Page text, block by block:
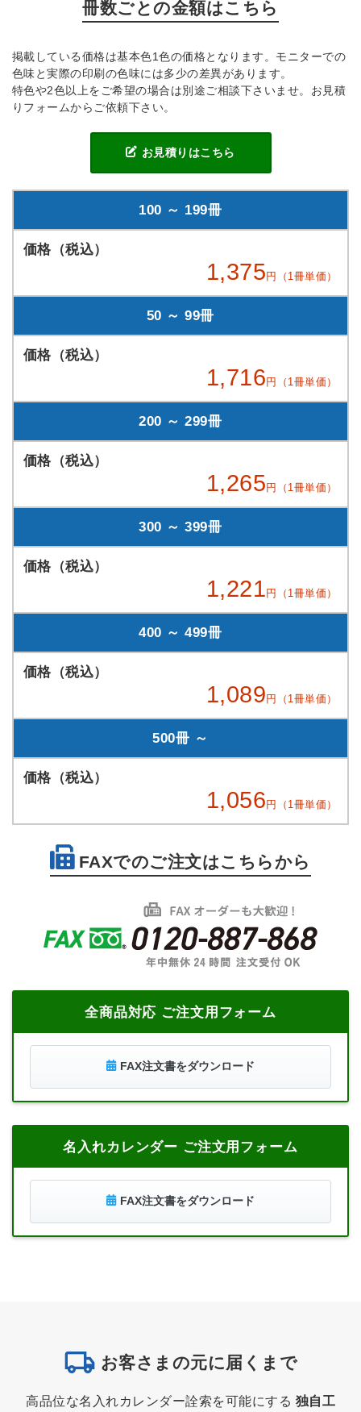
冊数ごとの金額はこちら
掲載している価格は基本色1色の価格となります。モニターでの
色味と実際の印刷の色味には多少の差異があります。
特色や2色以上をご希望の場合は別途ご相談下さいませ。お見積
りフォームからご依頼下さい。
お見積りはこちら
100 ～ 199冊
1,375 円（1冊単価）
50 ～ 99冊
1,716 円（1冊単価）
200 ～ 299冊
1,265 円（1冊単価）
300 ～ 399冊
1,221 円（1冊単価）
400 ～ 499冊
1,089 円（1冊単価）
500冊 ～
1,056 円（1冊単価）
FAXでのご注文はこちらから
全商品対応 ご注文用フォーム
FAX注文書をダウンロード
名入れカレンダー ご注文用フォーム
FAX注文書をダウンロード
お客さまの元に届くまで
高品位な名入れカレンダー詮索を可能にする 独自工